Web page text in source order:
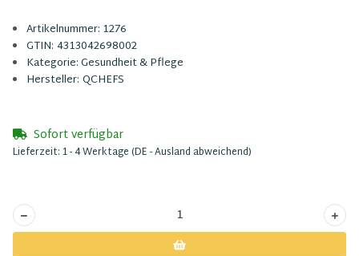
Artikelnummer: 1276
GTIN: 4313042698002
Kategorie:Gesundheit & Pflege
Hersteller: QCHEFS
Sofort verfügbar
Lieferzeit: 1 - 4 Werktage(DE - Ausland abweichend)